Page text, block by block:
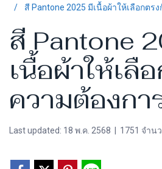
สี Pantone 2025 มีเนื้อผ้าให้เลือกตร
สี Pantone
เนื้อผ้าให้เลื
ความต้องกา
Last updated: 18 พ.ค. 2568 1751 จำน